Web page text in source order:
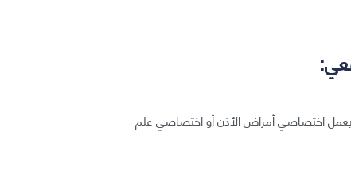
يعمل اختصاصي أمراض الأذن أو اختصاصي علم